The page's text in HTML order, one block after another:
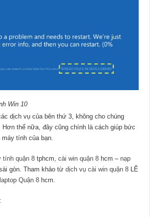
Win 10
dịch vụ của bên thứ 3, không cho chúng
Hơn thế nữa, đây cũng chính là cách giúp bức
tính của bạn.
tính quận 8 tphcm,cài win quận 8 hcm – nạp
gòn. Tham khảo từdịch vụ cài win quận 8 LÊ
Quận 8 hcm.